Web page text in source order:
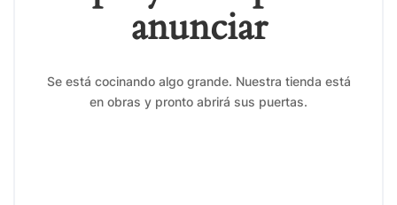
anunciar
Se está cocinando algo grande. Nuestra tienda está
en obras y pronto abrirá sus puertas.